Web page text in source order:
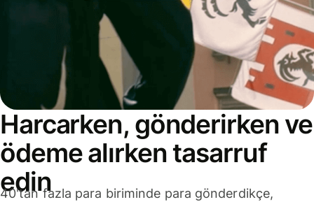
Harcarken, gönderirken ve
ödeme alırken tasarruf
edin
40'tan fazla para biriminde para gönderdikçe,